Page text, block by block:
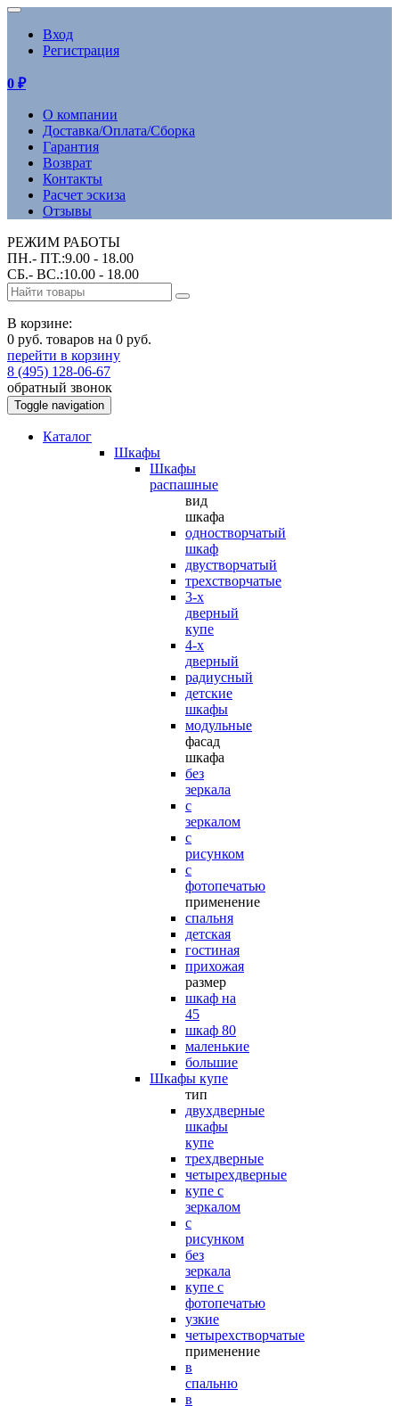
Вход
Регистрация
0 ₽
О компании
Доставка/Оплата/Сборка
Гарантия
Возврат
Контакты
Расчет эскиза
Отзывы
РЕЖИМ РАБОТЫ
ПН.- ПТ.:9.00 - 18.00
СБ.- ВС.:10.00 - 18.00
В корзине:
0 руб. товаров на 0 руб.
перейти в корзину
8 (495) 128-06-67
обратный звонок
Toggle navigation
Каталог
Шкафы
Шкафы
распашные
вид
шкафа
одностворчатый
шкаф
двустворчатый
трехстворчатые
3-х
дверный
купе
4-х
дверный
радиусный
детские
шкафы
модульные
фасад
шкафа
без
зеркала
с
зеркалом
с
рисунком
с
фотопечатью
применение
спальня
детская
гостиная
прихожая
размер
шкаф на
45
шкаф 80
маленькие
большие
Шкафы купе
тип
двухдверные
шкафы
купе
трехдверные
четырехдверные
купе с
зеркалом
с
рисунком
без
зеркала
купе с
фотопечатью
узкие
четырехстворчатые
применение
в
спальню
в